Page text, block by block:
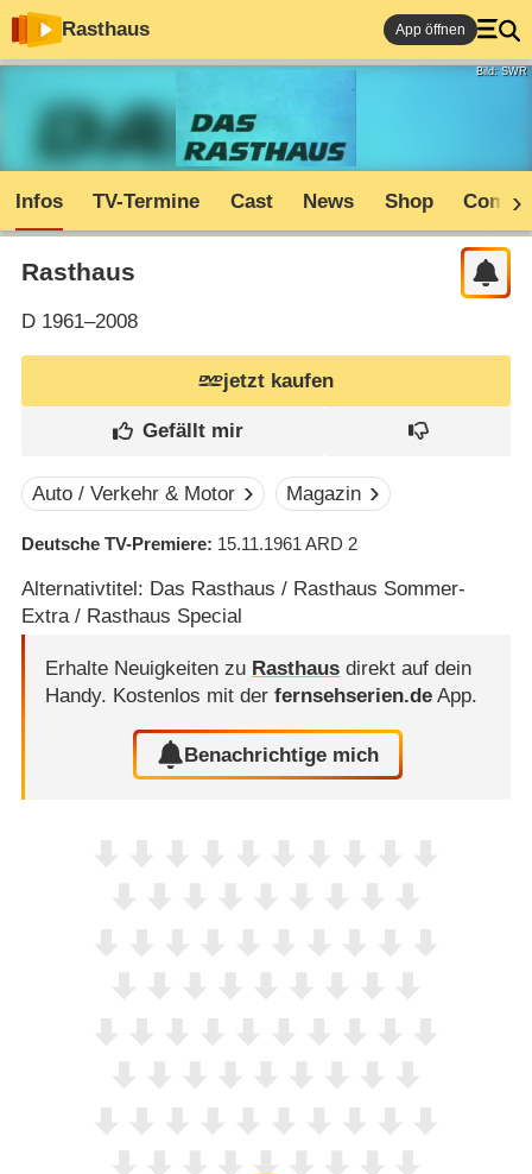
Rasthaus App öffnen
Bild: SWR
Infos TV-Termine Cast News Shop
Rasthaus
D1961–2008
jetzt kaufen
Auto / Verkehr & Motor Magazin
Deutsche TV-Premiere 15.11.1961ARD 2
Alternativtitel: Das Rasthaus / Rasthaus Sommer-
Extra / Rasthaus Special
Erhalte Neuigkeiten zu Rasthausdirekt auf dein
Handy. Kostenlos mit der fernsehserien.deApp.
Benachrichtige mich